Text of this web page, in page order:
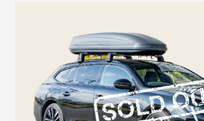
COMPANY
CONTACT
PRIVACY POLICY
- アフターメ